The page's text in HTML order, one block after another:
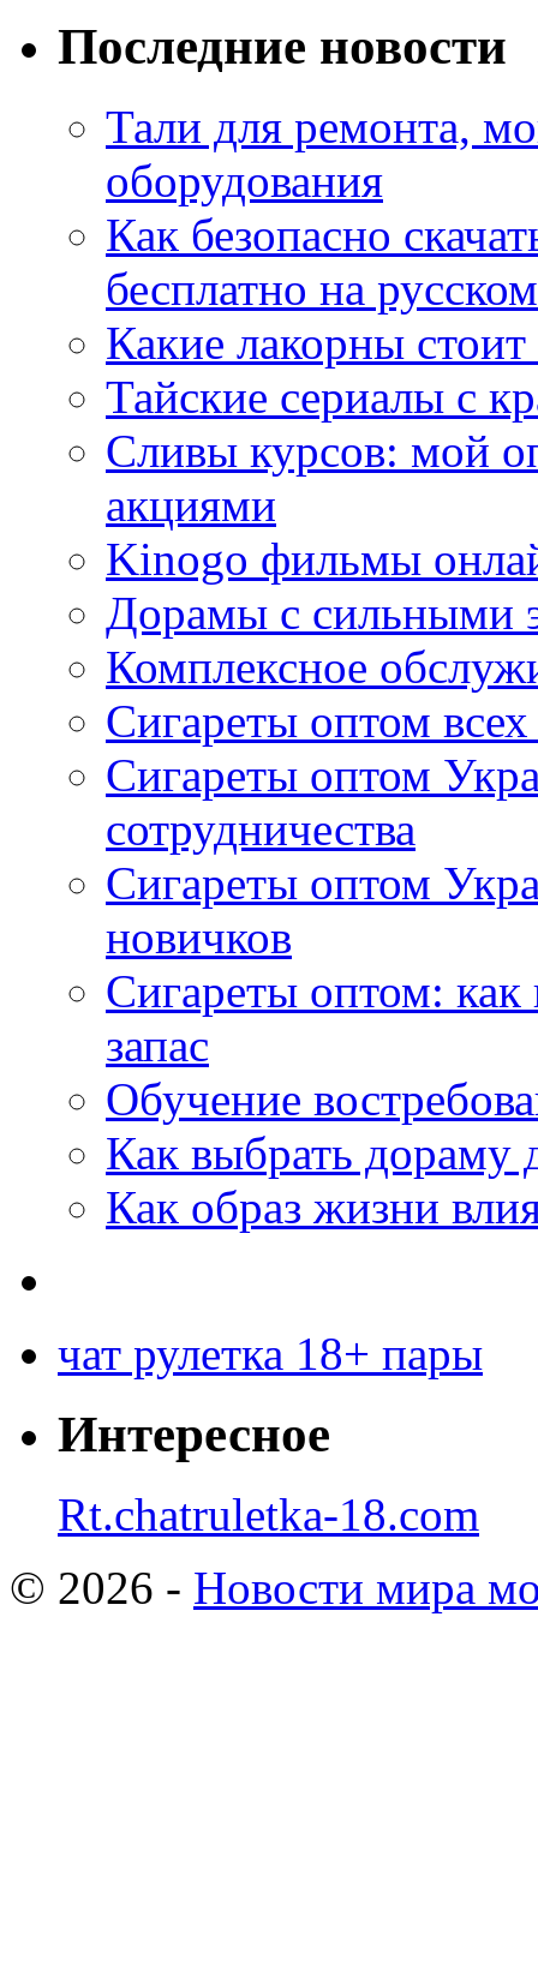
Последние новости
Тали для ремонта,
оборудования
Как безопасно
бесплатно на
Какие лакорны
Тайские сериалы с
Сливы курсов: мой
акциями
Kinogo фильмы
Дорамы с сильными
Комплексное
Сигареты оптом
Сигареты оптом
сотрудничества
Сигареты оптом
новичков
Сигареты оптом:
запас
Обучение
Как выбрать дораму
Как образ жизни
чат рулетка 18+ пары
Интересное
Rt.chatruletka-18.com
© 2026 - Новости мира